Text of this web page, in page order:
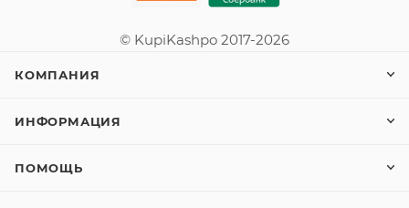
© KupiKashpo 2017-2026
КОМПАНИЯ
ИНФОРМАЦИЯ
ПОМОЩЬ